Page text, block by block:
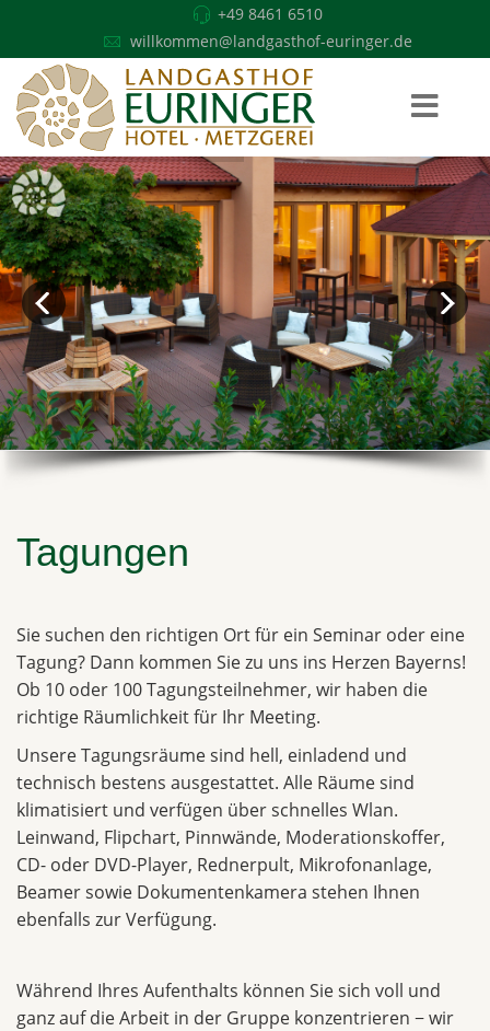
+49 8461 6510
willkommen@landgasthof-euringer.de
Tagungen
Sie suchen den richtigen Ort für ein Seminar oder eine
Tagung? Dann kommen Sie zu uns ins Herzen Bayerns!
Ob 10 oder 100 Tagungsteilnehmer, wir haben die
richtige Räumlichkeit für Ihr Meeting.
Unsere Tagungsräume sind hell, einladend und
technisch bestens ausgestattet. Alle Räume sind
klimatisiert und verfügen über schnelles Wlan.
Leinwand, Flipchart, Pinnwände, Moderationskoffer,
CD- oder DVD-Player, Rednerpult, Mikrofonanlage,
Beamer sowie Dokumentenkamera stehen Ihnen
ebenfalls zur Verfügung.
Während Ihres Aufenthalts können Sie sich voll und
ganz auf die Arbeit in der Gruppe konzentrieren − wir